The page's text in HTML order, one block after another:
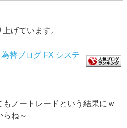
げています。
ノートレードという結果にｗ
らね～